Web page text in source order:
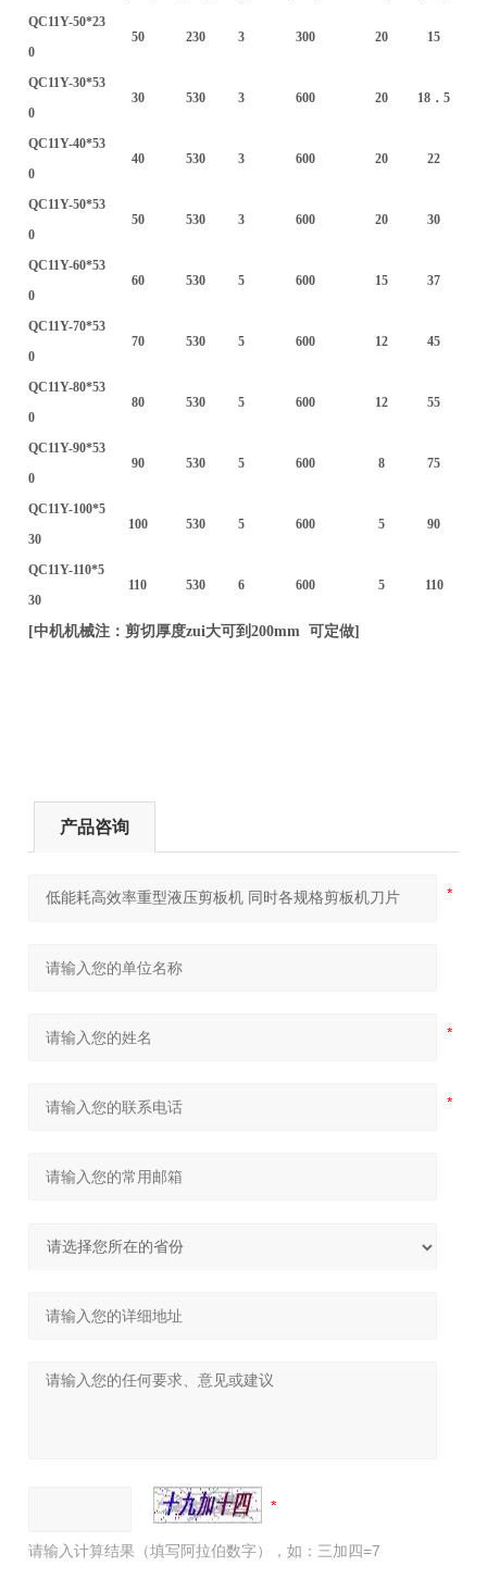
QC11Y-50*23
0
50 230 3 300 20 15
QC11Y-30*53
0
30 530 3 600 20 18 ．5
QC11Y-40*53
0
40 530 3 600 20 22
QC11Y-50*53
0
50 530 3 600 20 30
QC11Y-60*53
0
60 530 5 600 15 37
QC11Y-70*53
0
70 530 5 600 12 45
QC11Y-80*53
0
80 530 5 600 12 55
QC11Y-90*53
0
90 530 5 600 8 75
QC11Y-100*5
30
100 530 5 600 5 90
QC11Y-110*5
30
110 530 6 600 5 110
[中机机械注：剪切厚度zui大可到200mm 可定做]
产品咨询
请输入计算结果（填写阿拉伯数字），如：三加四=7